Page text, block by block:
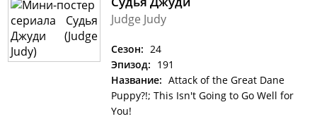
Judge Judy
Сезон: 24
Эпизод: 191
Название: Attack of the Great Dane
Puppy?!; This Isn't Going to Go Well for
You!